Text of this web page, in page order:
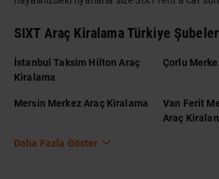
SIXT Araç Kiralama Türkiye
İstanbul Taksim Hilton Araç
Kiralama
Çorlu
Mersin Merkez Araç Kiralama
Van Ferit
Araç
Daha Fazla Göster